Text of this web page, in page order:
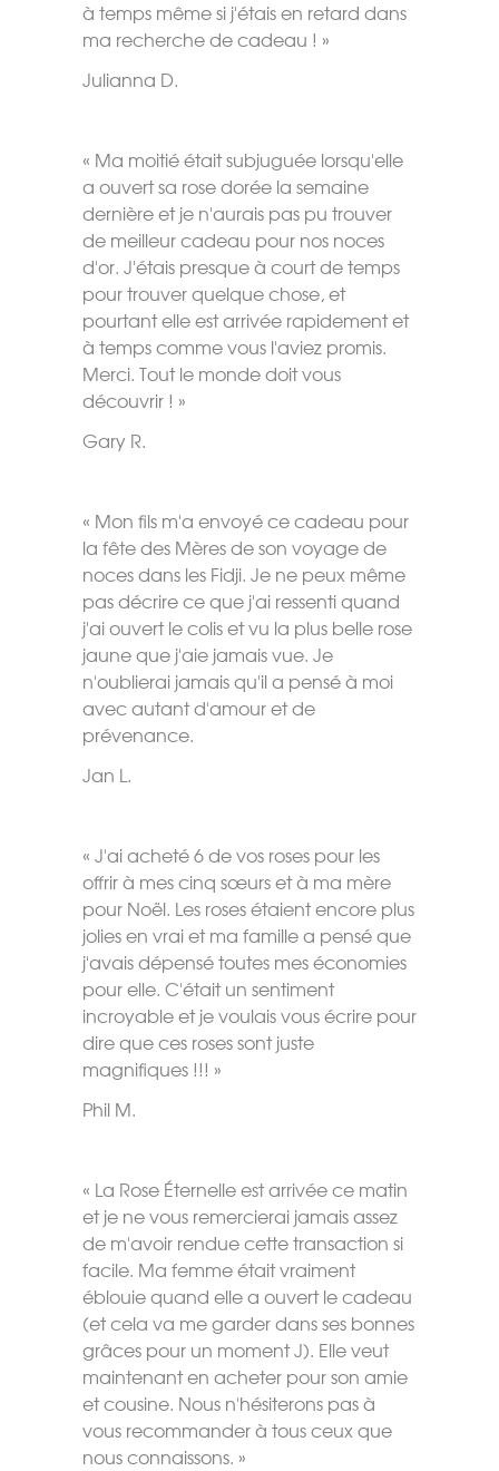
à temps même si j'étais en retard dans
ma recherche de cadeau ! »
Julianna D.
« Ma moitié était subjuguée lorsqu'elle
a ouvert sa rose dorée la semaine
dernière et je n'aurais pas pu trouver
de meilleur cadeau pour nos noces
d'or. J'étais presque à court de temps
pour trouver quelque chose, et
pourtant elle est arrivée rapidement et
à temps comme vous l'aviez promis.
Merci. Tout le monde doit vous
découvrir ! »
Gary R.
« Mon fils m'a envoyé ce cadeau pour
la fête des Mères de son voyage de
noces dans les Fidji. Je ne peux même
pas décrire ce que j'ai ressenti quand
j'ai ouvert le colis et vu la plus belle rose
jaune que j'aie jamais vue. Je
n'oublierai jamais qu'il a pensé à moi
avec autant d'amour et de
prévenance.
Jan L.
« J'ai acheté 6 de vos roses pour les
offrir à mes cinq sœurs et à ma mère
pour Noël. Les roses étaient encore plus
jolies en vrai et ma famille a pensé que
j'avais dépensé toutes mes économies
pour elle. C'était un sentiment
incroyable et je voulais vous écrire pour
dire que ces roses sont juste
magnifiques !!! »
Phil M.
« La Rose Éternelle est arrivée ce matin
et je ne vous remercierai jamais assez
de m'avoir rendue cette transaction si
facile. Ma femme était vraiment
éblouie quand elle a ouvert le cadeau
(et cela va me garder dans ses bonnes
grâces pour un moment J). Elle veut
maintenant en acheter pour son amie
et cousine. Nous n'hésiterons pas à
vous recommander à tous ceux que
nous connaissons. »